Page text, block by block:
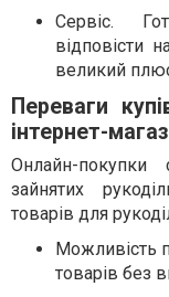
Сервіс.
відповісти
великий
Переваги
інтернет-
Онлайн-покупки
зайнятих
товарів для
Можливість
товарів без